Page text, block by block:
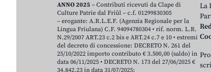
La
ANNO 2025 – Contributi ricevuti da Clape di
Culture Patrie dal Friûl – c.f. 01299830305
– erogante: A.R.L.E.F. (Agenzia Regionale per la
Lingua Friulana) C.F. 94094780304 • rif. norm. L.R.
N.29/2007 ART.23 c.2 bis e ART.24 c.7 e 10 • estremi
del decreto di concessione: DECRETO N. 261 del
25/10/2022 importo contributo € 3.500,00 (saldo) in
data 06/11/2025 • DECRETO N. 173 del 27/06/2025 €
34.842,23 in data 31/07/2025;